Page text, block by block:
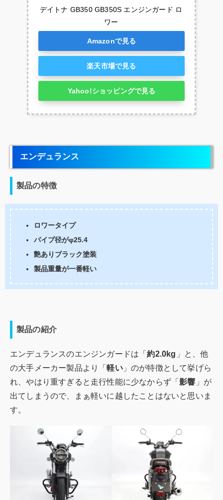
デイトナ GB350 GB350S エンジンガード ロ
ワー
Amazonで見る
楽天市場で見る
Yahoo!ショッピングで見る
エンデュランス
製品の特徴
ロワータイプ
パイプ径がφ25.4
艶ありブラック塗装
製品重量が一番軽い
製品の紹介
エンデュランスのエンジンガードは「約2.0kg 」と、他
の大手メーカー製品より「軽い」のが特徴として挙げら
れ、やはり重すぎると走行性能に少なからず「影響 」が
出てしまうので、まぁ軽いに越したことはないと思いま
す。